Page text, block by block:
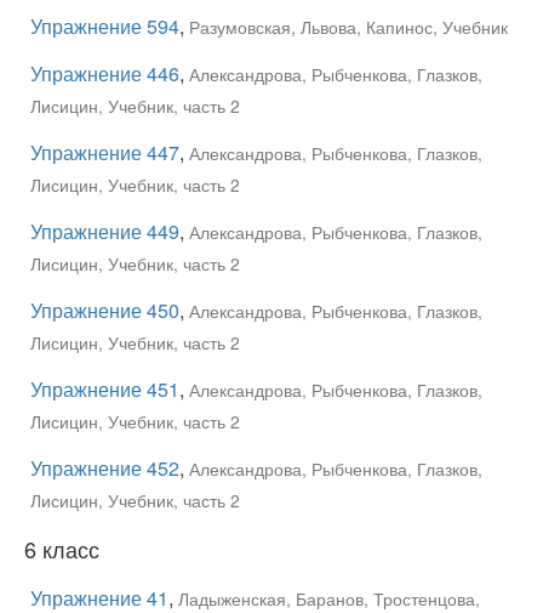
Упражнение 594, Разумовская, Львова, Капинос, Учебник
Упражнение 446, Александрова, Рыбченкова, Глазков,
Лисицин, Учебник, часть 2
Упражнение 447, Александрова, Рыбченкова, Глазков,
Лисицин, Учебник, часть 2
Упражнение 449, Александрова, Рыбченкова, Глазков,
Лисицин, Учебник, часть 2
Упражнение 450, Александрова, Рыбченкова, Глазков,
Лисицин, Учебник, часть 2
Упражнение 451, Александрова, Рыбченкова, Глазков,
Лисицин, Учебник, часть 2
Упражнение 452, Александрова, Рыбченкова, Глазков,
Лисицин, Учебник, часть 2
6 класс
Упражнение 41, Ладыженская, Баранов, Тростенцова,